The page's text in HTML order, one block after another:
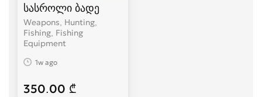
სასროლი ბადე
Weapons, Hunting,
Fishing, Fishing
Equipment
1w ago
350.00 ₾